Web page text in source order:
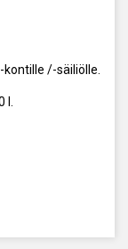
/-säiliölle.